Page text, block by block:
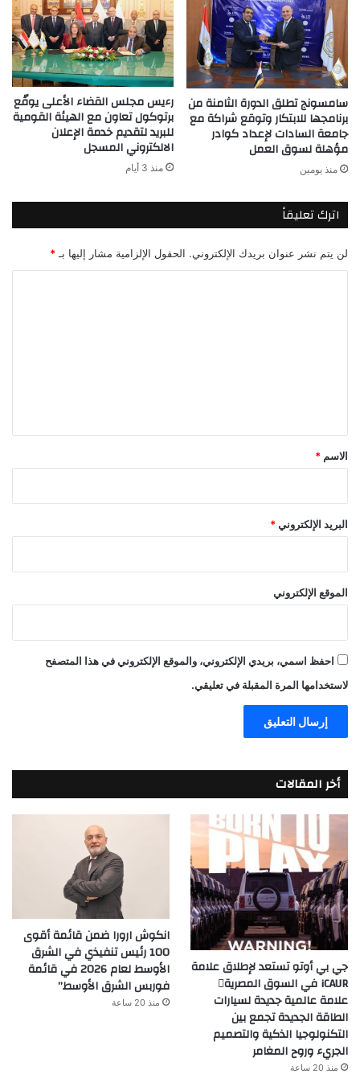
سامسونج تطلق الدورة الثامنة من
برنامجها للابتكار وتوقع شراكة مع
جامعة السادات لإعداد كوادر
مؤهلة لسوق العمل
منذ يومين
رءيس مجلس القضاء الأعلى يوقّع
برتوكول تعاون مع الهيئة القومية
للبريد لتقديم خدمة الإعلان
الالكتروني المسجل
منذ 3 أيام
اترك تعليقاً
لن يتم نشر عنوان بريدك الإلكتروني. الحقول الإلزامية مشار إليها بـ *
*
الاسم *
البريد الإلكتروني *
الموقع الإلكتروني
احفظ اسمي، بريدي الإلكتروني، والموقع الإلكتروني في هذا المتصفح
لاستخدامها المرة المقبلة في تعليقي.
أخر المقالات
جي بي أوتو تستعد لإطلاق علامة
iCAUR في السوق المصرية
علامة عالمية جديدة لسيارات
الطاقة الجديدة تجمع بين
التكنولوجيا الذكية والتصميم
الجريء وروح المغامر
منذ 20 ساعة
انكوش ارورا ضمن قائمة أقوى
100 رئيس تنفيذي في الشرق
الأوسط لعام 2026 في قائمة
فوربس الشرق الأوسط”
منذ 20 ساعة